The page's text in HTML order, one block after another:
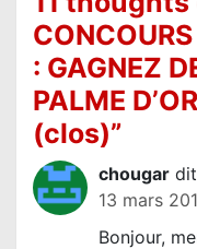
: GAGNEZ
PALME
(clos)”
chougar
13 mars
Bonjour,